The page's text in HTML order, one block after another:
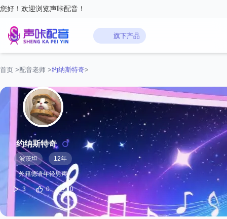
您好！欢迎浏览声咔配音！
旗下产品
首页 >配音老师 >约纳斯特奇>
约纳斯特奇
波茨坦 12年
外籍德语年轻男声
3 0 0